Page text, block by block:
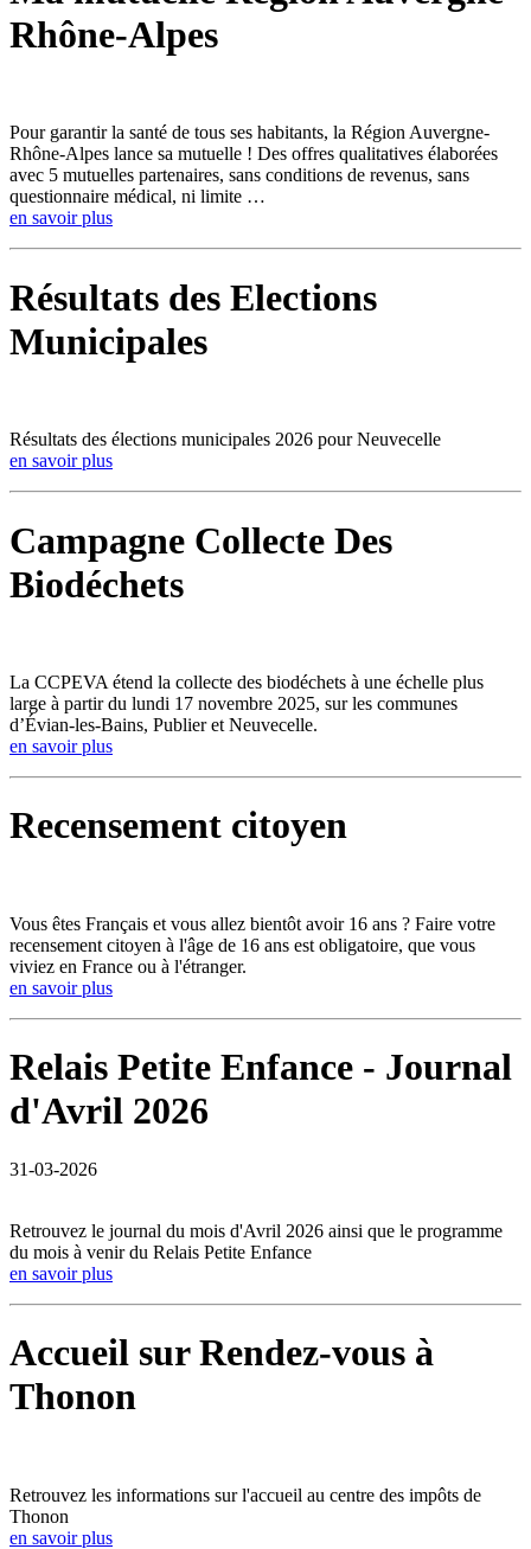
Rhône-Alpes
Pour garantir la santé de tous ses habitants, la Région Auvergne-
Rhône-Alpes lance sa mutuelle ! Des offres qualitatives élaborées
avec 5 mutuelles partenaires, sans conditions de revenus, sans
questionnaire médical, ni limite …
en savoir plus
Résultats des Elections
Municipales
Résultats des élections municipales 2026 pour Neuvecelle
en savoir plus
Campagne Collecte Des
Biodéchets
La CCPEVA étend la collecte des biodéchets à une échelle plus
large à partir du lundi 17 novembre 2025, sur les communes
d’Évian-les-Bains, Publier et Neuvecelle.
en savoir plus
Recensement citoyen
Vous êtes Français et vous allez bientôt avoir 16 ans ? Faire votre
recensement citoyen à l'âge de 16 ans est obligatoire, que vous
viviez en France ou à l'étranger.
en savoir plus
Relais Petite Enfance - Journal
d'Avril 2026
31-03-2026
Retrouvez le journal du mois d'Avril 2026 ainsi que le programme
du mois à venir du Relais Petite Enfance
en savoir plus
Accueil sur Rendez-vous à
Thonon
Retrouvez les informations sur l'accueil au centre des impôts de
Thonon
en savoir plus